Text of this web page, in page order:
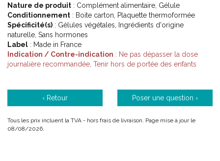
Nature de produit : Complément alimentaire, Gélule
Conditionnement : Boite carton, Plaquette thermoformée
Spécificité(s) : Gélules végétales, Ingrédients d'origine
naturelle, Sans hormones
Label : Made in France
Indication / Contre-indication : Ne pas dépasser la dose
journalière recommandée, Tenir hors de portée des enfants
‹ Retour Poser une question ›
Tous les prix incluent la TVA - hors frais de livraison. Page mise à jour le
08/08/2026.